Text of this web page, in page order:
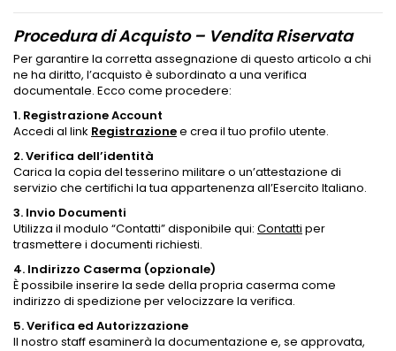
Procedura di Acquisto – Vendita Riservata
Per garantire la corretta assegnazione di questo articolo a chi
ne ha diritto, l’acquisto è subordinato a una verifica
documentale. Ecco come procedere:
1. Registrazione Account
Accedi al link Registrazionee crea il tuo profilo utente.
2. Verifica dell’identità
Carica la copia del tesserino militare o un’attestazione di
servizio che certifichi la tua appartenenza all’Esercito Italiano.
3. Invio Documenti
Utilizza il modulo “Contatti” disponibile qui: Contatti per
trasmettere i documenti richiesti.
4. Indirizzo Caserma (opzionale)
È possibile inserire la sede della propria caserma come
indirizzo di spedizione per velocizzare la verifica.
5. Verifica ed Autorizzazione
Il nostro staff esaminerà la documentazione e, se approvata,